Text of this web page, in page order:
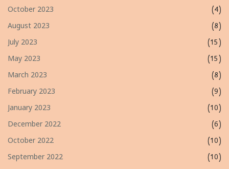
October 2023
(4)
August 2023
(8)
July 2023
(15)
May 2023
(15)
March 2023
(8)
February 2023
(9)
January 2023
(10)
December 2022
(6)
October 2022
(10)
September 2022
(10)